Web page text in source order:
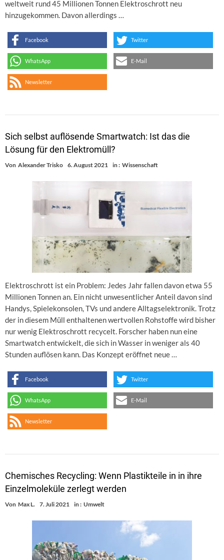
weltweit rund 45 Millionen Tonnen Elektroschrott neu
hinzugekommen. Davon allerdings …
Facebook Twitter
WhatsApp E-Mail
Newsletter
Sich selbst auflösende Smartwatch: Ist das die
Lösung für den Elektromüll?
Von Alexander Trisko 6. August 2021 in : Wissenschaft
Elektroschrott ist ein Problem: Jedes Jahr fallen davon etwa 55
Millionen Tonnen an. Ein nicht unwesentlicher Anteil davon sind
Handys, Spielekonsolen, TVs und andere Alltagselektronik. Trotz
der in diesem Müll enthaltenen wertvollen Rohstoffe wird bisher
nur wenig Elektroschrott recycelt. Forscher haben nun eine
Smartwatch entwickelt, die sich in Wasser in weniger als 40
Stunden auflösen kann. Das Konzept eröffnet neue …
Facebook Twitter
WhatsApp E-Mail
Newsletter
Chemisches Recycling: Wenn Plastikteile in in ihre
Einzelmoleküle zerlegt werden
Von Max L. 7. Juli 2021 in : Umwelt